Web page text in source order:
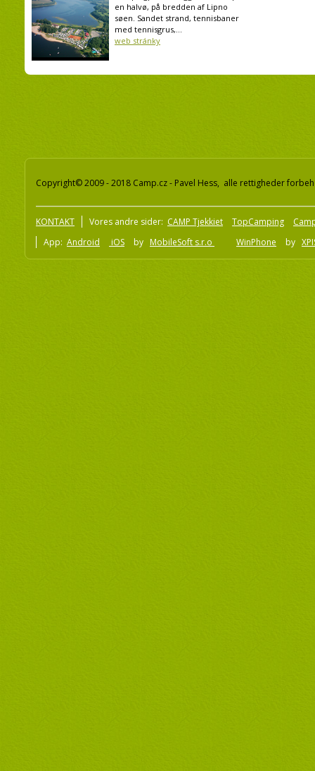
en halvø, på bredden af Lipno
søen. Sandet strand, tennisbaner
med tennisgrus,...
web stránky
Copyright© 2009 - 2018 Camp.cz - Pavel Hess, alle rettigheder
KONTAKT Vores andre sider: CAMP Tjekkiet TopCamping
App: Android iOS by MobileSoft s.r.o WinPhone by